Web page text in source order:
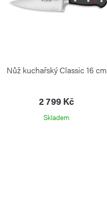
Nůž kuchařský Classic 16 cm
2 799 Kč
Skladem